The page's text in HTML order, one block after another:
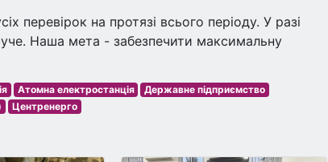
перевірок на протязі всього періоду. У разі
Наша мета - забезпечити максимальну
Атомна електростанція
Державне підприємство
Центренерго